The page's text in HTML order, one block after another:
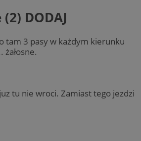
(2) DODAJ
tam 3 pasy w każdym kierunku
żałosne.
tu nie wroci. Zamiast tego jezdzi